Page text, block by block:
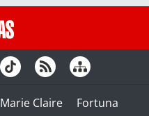
Marie Claire
Fortuna